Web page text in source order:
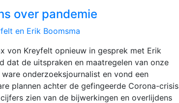
over pandemie
en Erik Boomsma
von Kreyfelt opnieuw in gesprek met Erik
dat de uitspraken en maatregelen van onze
onderzoeksjournalist en vond een
plannen achter de gefingeerde Corona-crisis
zien van de bijwerkingen en overlijdens